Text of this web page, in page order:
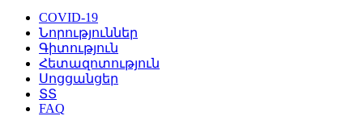
COVID-19
Նորություններ
Գիտություն
Հետազոտություն
Սոցցանցեր
ՏՏ
FAQ